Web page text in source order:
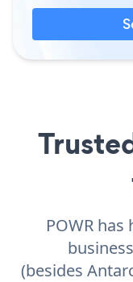
POWR
(besides